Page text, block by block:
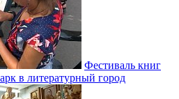
Фестиваль книг
в литературный город